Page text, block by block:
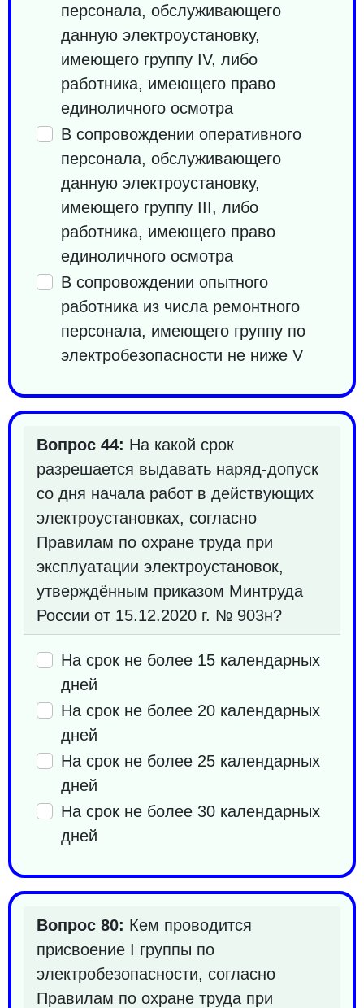
персонала, обслуживающего
данную электроустановку,
имеющего группу IV, либо
работника, имеющего право
единоличного осмотра
В сопровождении оперативного
персонала, обслуживающего
данную электроустановку,
имеющего группу III, либо
работника, имеющего право
единоличного осмотра
В сопровождении опытного
работника из числа ремонтного
персонала, имеющего группу по
электробезопасности не ниже V
Вопрос 44: На какой срок
разрешается выдавать наряд-допуск
со дня начала работ в действующих
электроустановках, согласно
Правилам по охране труда при
эксплуатации электроустановок,
утверждённым приказом Минтруда
России от 15.12.2020 г. № 903н?
На срок не более 15 календарных
дней
На срок не более 20 календарных
дней
На срок не более 25 календарных
дней
На срок не более 30 календарных
дней
Вопрос 80: Кем проводится
присвоение I группы по
электробезопасности, согласно
Правилам по охране труда при